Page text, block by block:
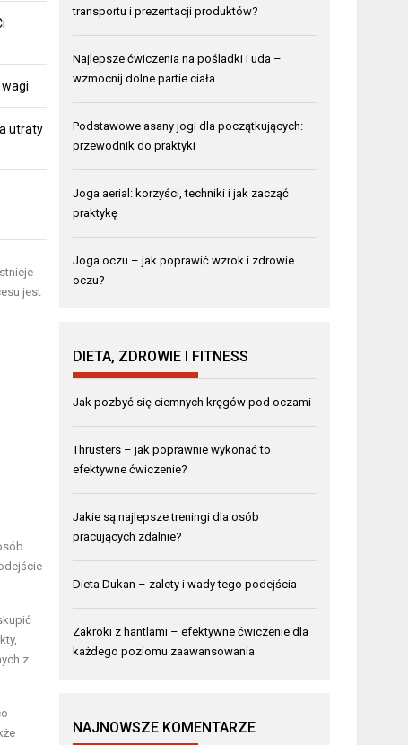
utraty
jest
z
transportu i prezentacji produktów?
Najlepsze ćwiczenia na pośladki i uda –
wzmocnij dolne partie ciała
Podstawowe asany jogi dla początkujących:
przewodnik do praktyki
Joga aerial: korzyści, techniki i jak zacząć
praktykę
Joga oczu – jak poprawić wzrok i zdrowie
oczu?
DIETA, ZDROWIE I FITNESS
Jak pozbyć się ciemnych kręgów pod oczami
Thrusters – jak poprawnie wykonać to
efektywne ćwiczenie?
Jakie są najlepsze treningi dla osób
pracujących zdalnie?
Dieta Dukan – zalety i wady tego podejścia
Zakroki z hantlami – efektywne ćwiczenie dla
każdego poziomu zaawansowania
NAJNOWSZE KOMENTARZE